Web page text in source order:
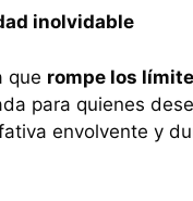
inolvidable
que rompe los
para quienes
envolvente y